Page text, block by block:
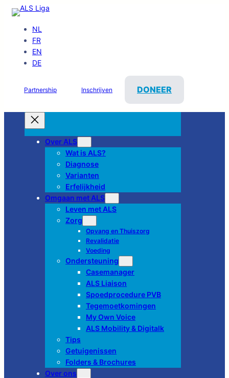
NL
FR
EN
DE
Partnership Inschrijven DONEER
Over ALS
Wat is ALS?
Diagnose
Varianten
Erfelijkheid
Omgaan met ALS
Leven met ALS
Zorg
Opvang en Thuiszorg
Revalidatie
Voeding
Ondersteuning
Casemanager
ALS Liaison
Spoedprocedure PVB
Tegemoetkomingen
My Own Voice
ALS Mobility & Digitalk
Tips
Getuigenissen
Folders & Brochures
Over ons